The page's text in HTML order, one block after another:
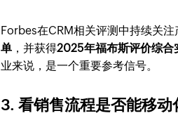
Forbes在CRM相关评测中持续关
单 ，并获得2025年福布斯评价综
业来说，是一个重要参考信号。
3. 看销售流程是否能移动